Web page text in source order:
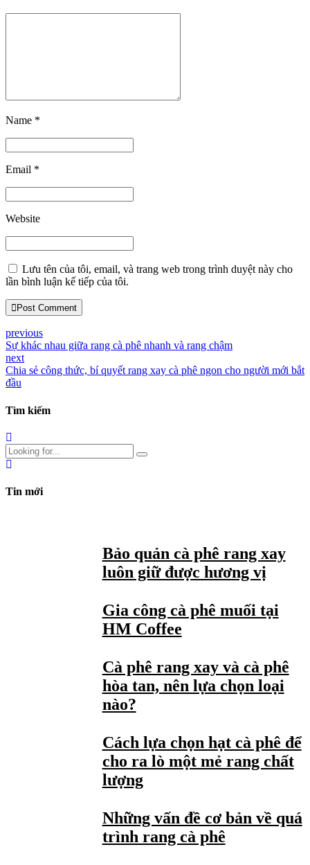
Name *
Email *
Website
Lưu tên của tôi, email, và trang web trong trình duyệt này cho
lần bình luận kế tiếp của tôi.
Post Comment
previous
Sự khác nhau giữa rang cà phê nhanh và rang chậm
next
Chia sẻ công thức, bí quyết rang xay cà phê ngon cho người mới bắt
đầu
Tìm kiếm
Tin mới
Bảo quản cà phê rang xay
luôn giữ được hương vị
Gia công cà phê muối tại
HM Coffee
Cà phê rang xay và cà phê
hòa tan, nên lựa chọn loại
nào?
Cách lựa chọn hạt cà phê để
cho ra lò một mẻ rang chất
lượng
Những vấn đề cơ bản về quá
trình rang cà phê